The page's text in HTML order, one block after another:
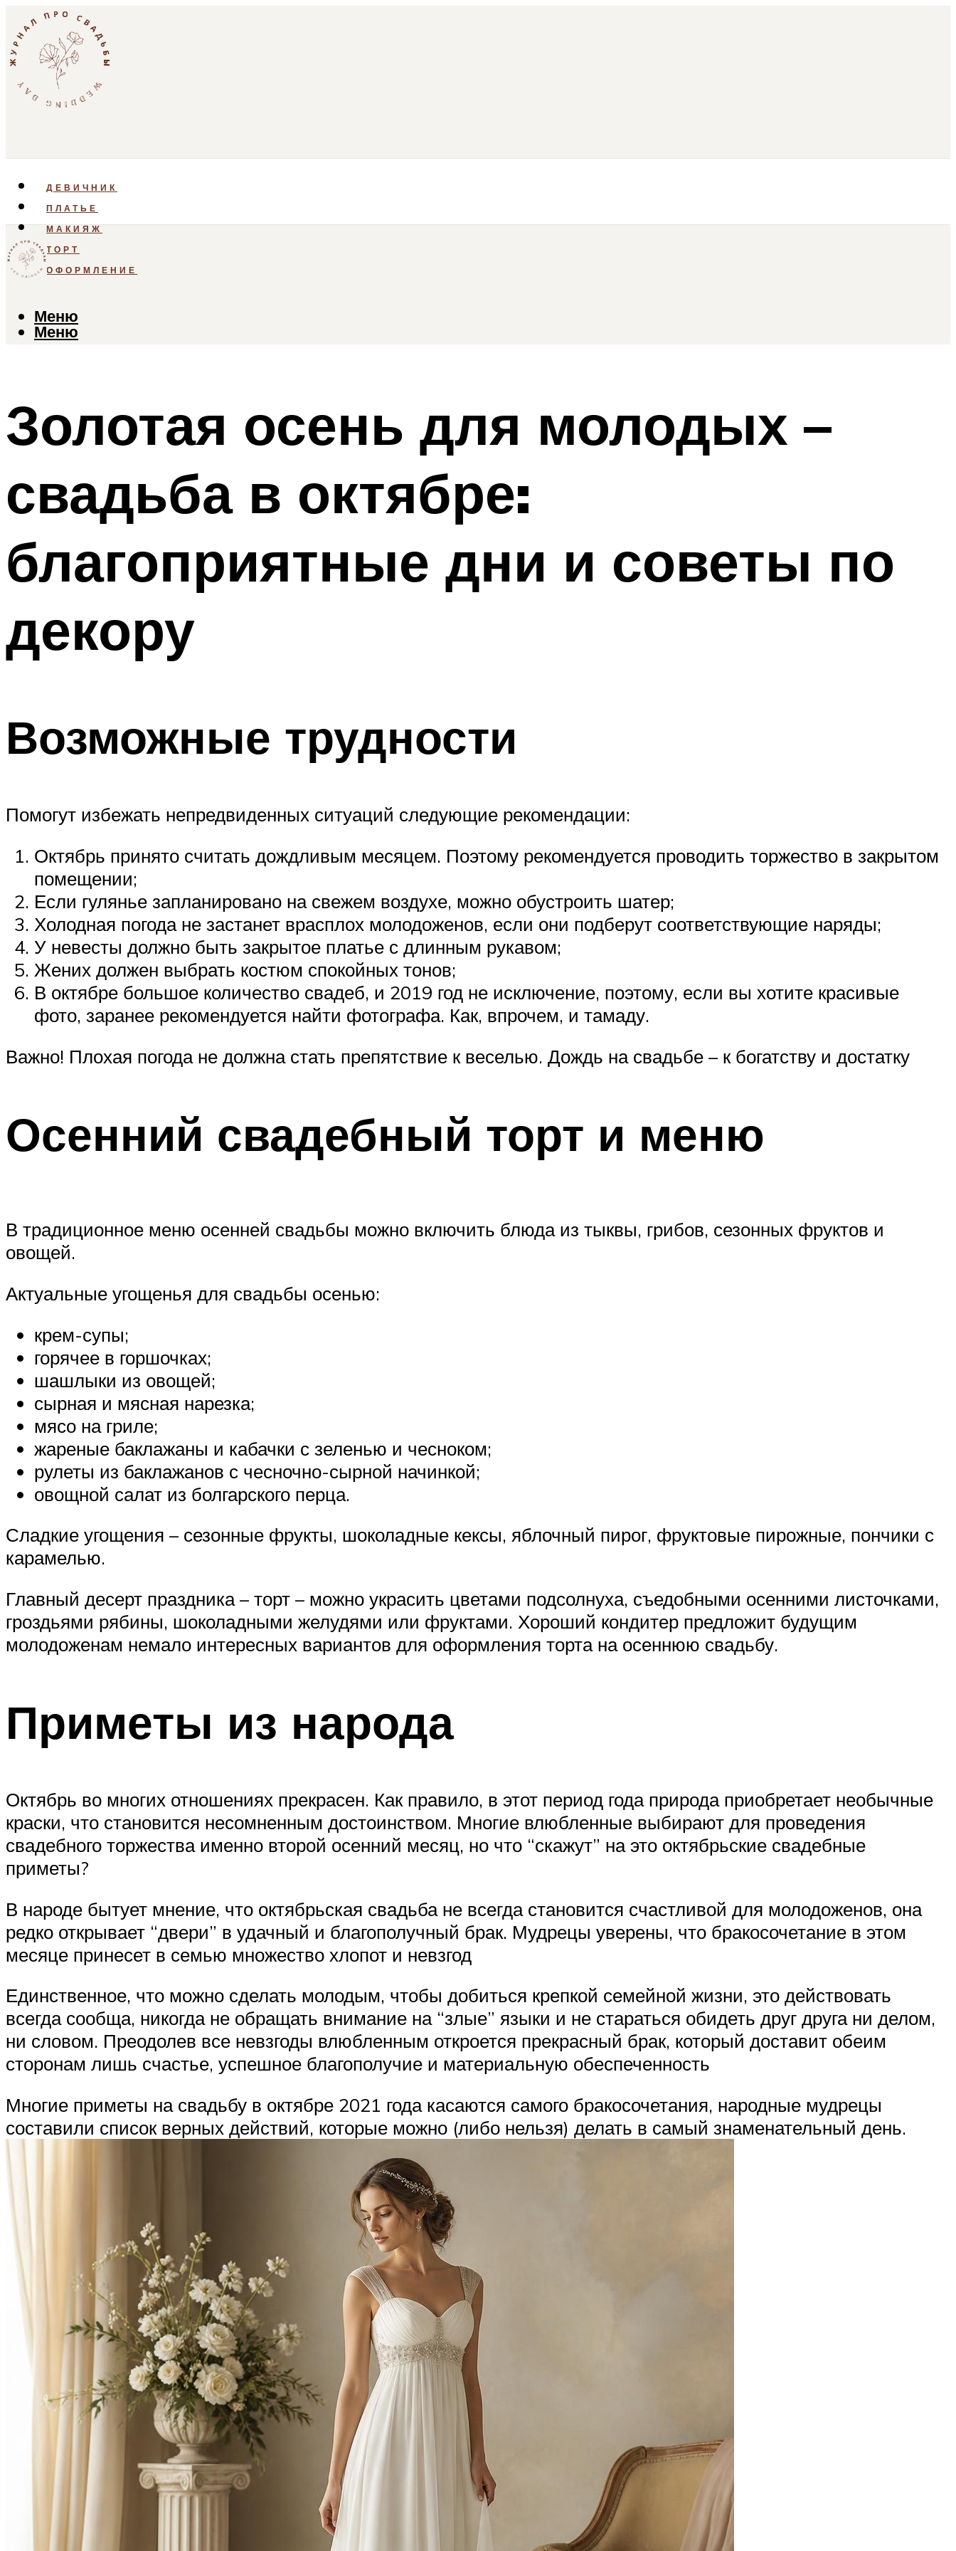
ДЕВИЧНИК
ПЛАТЬЕ
МАКИЯЖ
ТОРТ
ОФОРМЛЕНИЕ
Меню
Меню
Золотая осень для молодых –
свадьба в октябре:
благоприятные дни и советы по
декору
Возможные трудности
Помогут избежать непредвиденных ситуаций следующие рекомендации:
Октябрь принято считать дождливым месяцем. Поэтому рекомендуется проводить торжество в закрытом
помещении;
Если гулянье запланировано на свежем воздухе, можно обустроить шатер;
Холодная погода не застанет врасплох молодоженов, если они подберут соответствующие наряды;
У невесты должно быть закрытое платье с длинным рукавом;
Жених должен выбрать костюм спокойных тонов;
В октябре большое количество свадеб, и 2019 год не исключение, поэтому, если вы хотите красивые
фото, заранее рекомендуется найти фотографа. Как, впрочем, и тамаду.
Важно! Плохая погода не должна стать препятствие к веселью. Дождь на свадьбе – к богатству и достатку
Осенний свадебный торт и меню
В традиционное меню осенней свадьбы можно включить блюда из тыквы, грибов, сезонных фруктов и
овощей.
Актуальные угощенья для свадьбы осенью:
крем-супы;
горячее в горшочках;
шашлыки из овощей;
сырная и мясная нарезка;
мясо на гриле;
жареные баклажаны и кабачки с зеленью и чесноком;
рулеты из баклажанов с чесночно-сырной начинкой;
овощной салат из болгарского перца.
Сладкие угощения – сезонные фрукты, шоколадные кексы, яблочный пирог, фруктовые пирожные, пончики с
карамелью.
Главный десерт праздника – торт – можно украсить цветами подсолнуха, съедобными осенними листочками,
гроздьями рябины, шоколадными желудями или фруктами. Хороший кондитер предложит будущим
молодоженам немало интересных вариантов для оформления торта на осеннюю свадьбу.
Приметы из народа
Октябрь во многих отношениях прекрасен. Как правило, в этот период года природа приобретает необычные
краски, что становится несомненным достоинством. Многие влюбленные выбирают для проведения
свадебного торжества именно второй осенний месяц, но что “скажут” на это октябрьские свадебные
приметы?
В народе бытует мнение, что октябрьская свадьба не всегда становится счастливой для молодоженов, она
редко открывает “двери” в удачный и благополучный брак. Мудрецы уверены, что бракосочетание в этом
месяце принесет в семью множество хлопот и невзгод
Единственное, что можно сделать молодым, чтобы добиться крепкой семейной жизни, это действовать
всегда сообща, никогда не обращать внимание на “злые” языки и не стараться обидеть друг друга ни делом,
ни словом. Преодолев все невзгоды влюбленным откроется прекрасный брак, который доставит обеим
сторонам лишь счастье, успешное благополучие и материальную обеспеченность
Многие приметы на свадьбу в октябре 2021 года касаются самого бракосочетания, народные мудрецы
составили список верных действий, которые можно (либо нельзя) делать в самый знаменательный день.